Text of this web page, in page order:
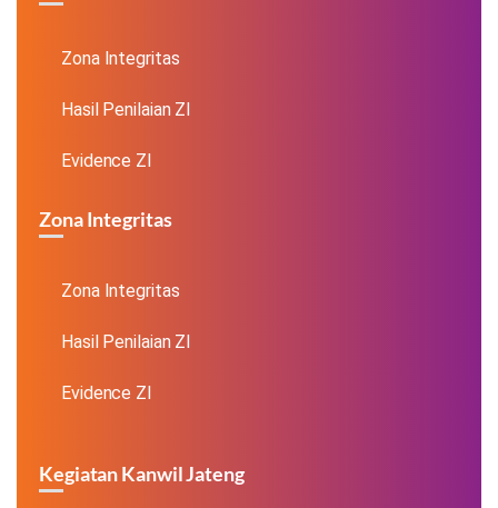
Zona Integritas
Hasil Penilaian ZI
Evidence ZI
Zona Integritas
Zona Integritas
Hasil Penilaian ZI
Evidence ZI
Kegiatan Kanwil Jateng